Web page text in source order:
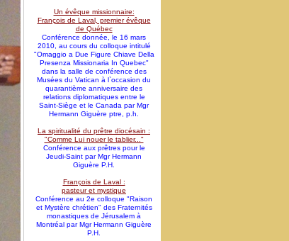
Un évêque missionnaire:
François de Laval, premier évêque
de Québec
Conférence donnée, le 16 mars
2010, au cours du colloque intitulé
"Omaggio a Due Figure Chiave Della
Presenza Missionaria In Quebec"
dans la salle de conférence des
Musées du Vatican à l`occasion du
quarantième anniversaire des
relations diplomatiques entre le
Saint-Siège et le Canada par Mgr
Hermann Giguère ptre, p.h.
La spiritualité du prêtre diocésain :
"Comme Lui nouer le tablier..."
Conférence aux prêtres pour le
Jeudi-Saint par Mgr Hermann
Giguère P.H.
François de Laval :
pasteur et mystique
Conférence au 2e colloque "Raison
et Mystère chrétien" des Fraternités
monastiques de Jérusalem à
Montréal par Mgr Hermann Giguère
P.H.